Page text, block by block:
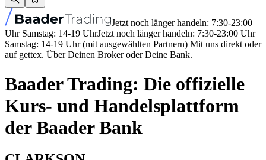
Jetzt noch länger handeln: 7:30-23:00
Uhr Samstag: 14-19 UhrJetzt noch länger handeln: 7:30-23:00 Uhr
Samstag: 14-19 Uhr (mit ausgewählten Partnern) Mit uns direkt oder
auf gettex. Über Deinen Broker oder Deine Bank.
Baader Trading: Die offizielle
Kurs- und Handelsplattform
der Baader Bank